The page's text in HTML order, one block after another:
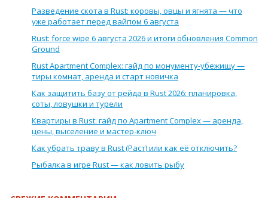
Разведение скота в Rust: коровы, овцы и ягнята — что
уже работает перед вайпом 6 августа
Rust: force wipe 6 августа 2026 и итоги обновления Common
Ground
Rust Apartment Complex: гайд по монументу-убежищу —
тиры комнат, аренда и старт новичка
Как защитить базу от рейда в Rust 2026: планировка,
соты, ловушки и турели
Квартиры в Rust: гайд по Apartment Complex — аренда,
цены, выселение и мастер-ключ
Как убрать траву в Rust (Раст) или как её отключить?
Рыбалка в игре Rust — как ловить рыбу